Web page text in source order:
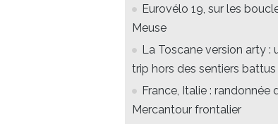
Eurovélo 19, sur les
Meuse
La Toscane version arty :
trip hors des sentiers battus
France, Italie : randonnée
Mercantour frontalier